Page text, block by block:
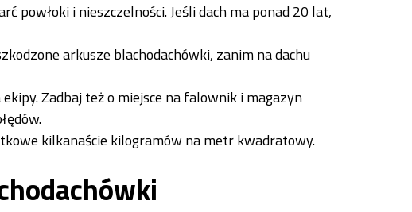
powłoki i nieszczelności. Jeśli dach ma ponad 20 lat,
arkusze blachodachówki, zanim na dachu
Zadbaj też o miejsce na falownik i magazyn
kilkanaście kilogramów na metr kwadratowy.